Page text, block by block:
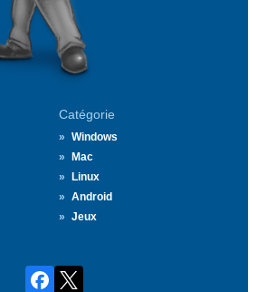
Catégorie
Windows
Mac
Linux
Android
Jeux